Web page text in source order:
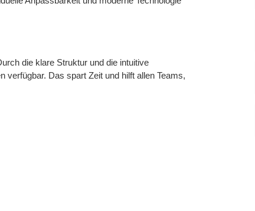
die klare Struktur und die intuitive
verfügbar. Das spart Zeit und hilft allen Teams,